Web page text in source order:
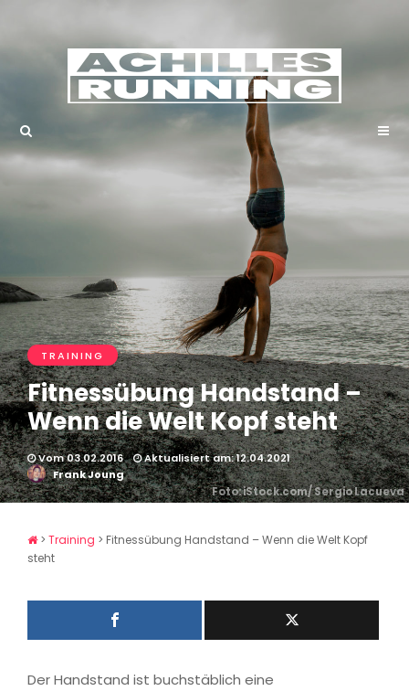
TRAINING
Fitnessübung Handstand –
Wenn die Welt Kopf steht
Vom 03.02.2016
Aktualisiert am: 12.04.2021
Frank Joung
Foto: iStock.com/ Sergio Lacueva
> Training > Fitnessübung Handstand – Wenn die Welt Kopf
steht
Der Handstand ist buchstäblich eine